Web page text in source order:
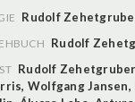
Rudolf
Rudolf
Rudolf Zehetgruber
, Wolfgang Jansen,